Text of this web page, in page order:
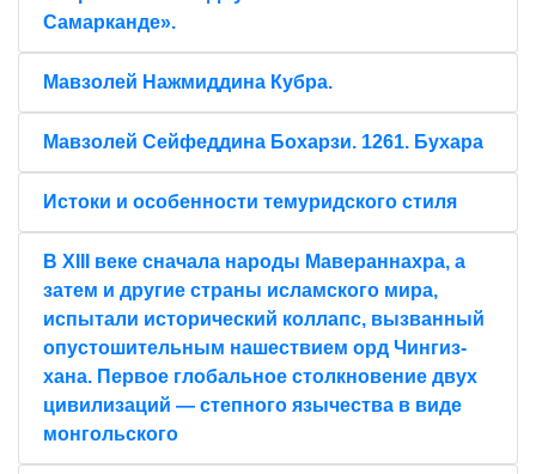
Самарканде».
Мавзолей Нажмиддина Кубра.
Мавзолей Сейфеддина Бохарзи. 1261. Бухара
Истоки и особенности темуридского стиля
В XIII веке сначала народы Мавераннахра, а
затем и другие страны исламского мира,
испытали исторический коллапс, вызванный
опустошительным нашествием орд Чингиз-
хана. Первое глобальное столкновение двух
цивилизаций — степного язычества в виде
монгольского